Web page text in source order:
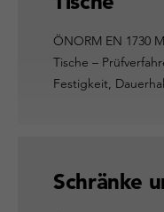
ÖNORM EN 1730
Tische –
Festigkeit,
Schränke